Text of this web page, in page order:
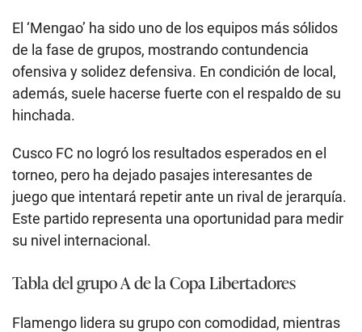
El ‘Mengao’ ha sido uno de los equipos más sólidos
de la fase de grupos, mostrando contundencia
ofensiva y solidez defensiva. En condición de local,
además, suele hacerse fuerte con el respaldo de su
hinchada.
Cusco FC no logró los resultados esperados en el
torneo, pero ha dejado pasajes interesantes de
juego que intentará repetir ante un rival de jerarquía.
Este partido representa una oportunidad para medir
su nivel internacional.
Tabla del grupo A de la Copa Libertadores
Flamengo lidera su grupo con comodidad, mientras